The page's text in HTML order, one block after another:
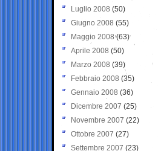
Luglio 2008 (50)
Giugno 2008 (55)
Maggio 2008(63)
Aprile 2008 (50)
Marzo 2008 (39)
Febbraio 2008 (35)
Gennaio 2008 (36)
Dicembre 2007 (25)
Novembre 2007 (22)
Ottobre 2007 (27)
Settembre 2007 (23)